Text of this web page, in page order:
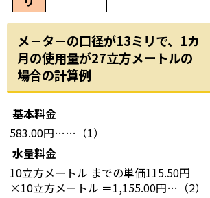
メ－タ－の口径が13ミリで、1カ
月の使用量が27立方メートルの
場合の計算例
基本料金
583.00円……（1）
水量料金
10立方メートル までの単価115.50円
×10立方メートル ＝1,155.00円…（2）